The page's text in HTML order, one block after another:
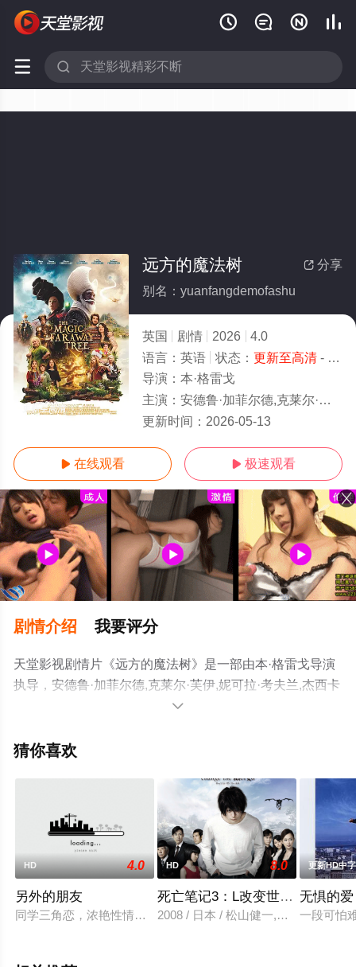
   
 
更新至高清
 分享
远方的魔法树
别名：yuanfangdemofashu
英国 剧情 2026
4.0
语言： 英语 状态： 更新至高清- 免费在线观看
导演： 本·格雷戈
主演： 安德鲁·加菲尔德,克莱尔·芙伊,妮可拉·考夫兰,杰西卡·古宁,丽贝卡·弗格森,侬索·阿诺斯,
更新时间： 2026-05-13
 在线观看  极速观看
剧情介绍 我要评分
天堂影视剧情片《远方的魔法树》是一部由本·格雷戈导演
执导，安德鲁·加菲尔德,克莱尔·芙伊,妮可拉·考夫兰,杰西卡
·古宁,丽贝卡·弗格森,侬索·阿诺斯,珍妮弗·桑德斯,菲尼克斯·
皮帕·贝内特-华纳,迈克尔·帕林,伦尼·亨利,奥利弗·克里
滕,Jos,Vantyler等演员精彩演绎的英国电影，手机免费观看
高清未删减完整版电影大全就上天堂电影网，更多相关信
息可移步至豆瓣电影、电视猫或剧情网等平台了解。

猜你喜欢
HD 4.0
另外的朋友
同学三角恋，浓艳性情欲，女主风骚带劲.慎太郎和夏帆、英明
HD 8.0
死亡笔记3：L改变世界粤语
2008 / 日本 / 松山健一,福田麻由子,工
更新HD中字
无惧的爱
一段可怕